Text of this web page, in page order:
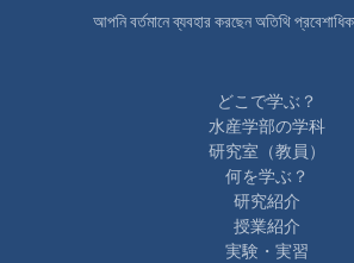
আপনি বর্তমানে ব্যবহার করছেন অতিথি
どこで学ぶ？
水産学部の学科
研究室（教員）
何を学ぶ？
研究紹介
授業紹介
実験・実習